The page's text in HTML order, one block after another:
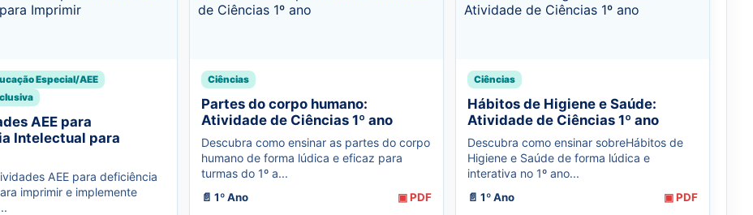
Especial/AEE
AEE para
Intelectual para
AEE para deficiência
imprimir e implemente
Ciências
Partes do corpo humano:
Atividade de Ciências 1º ano
Descubra como ensinar as partes do corpo
humano de forma lúdica e eficaz para
turmas do 1º a...
📄 1º Ano ▣ PDF
Ciências
Hábitos de Higiene e Saúde:
Atividade de Ciências 1º ano
Descubra como ensinar sobreHábitos de
Higiene e Saúde de forma lúdica e
interativa no 1º ano...
📄 1º Ano ▣ PDF